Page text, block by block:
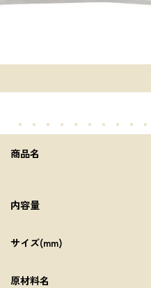
・・・・・ ・・・・
商品名
内容量
サイズ(mm)
原材料名